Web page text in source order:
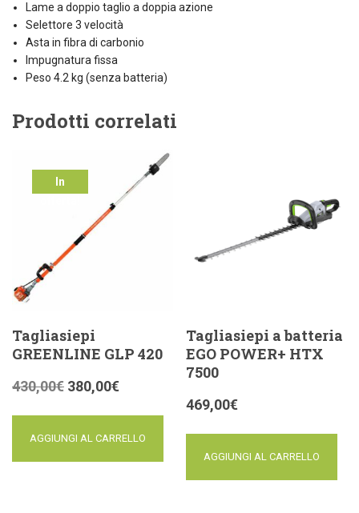
Lame a doppio taglio a doppia azione
Selettore 3 velocità
Asta in fibra di carbonio
Impugnatura fissa
Peso 4.2 kg (senza batteria)
Prodotti correlati
In
Tagliasiepi
GREENLINE GLP 420
430,00€ 380,00€
AGGIUNGI AL CARRELLO
Tagliasiepi a batteria
EGO POWER+ HTX
7500
469,00€
AGGIUNGI AL CARRELLO